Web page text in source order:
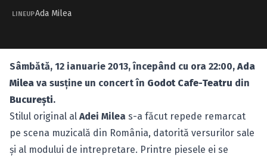
LINEUPAda Milea
Sâmbătă, 12 ianuarie 2013, începând cu ora 22:00,Ada
Milea va susţine un concert în Godot Cafe-Teatru din
Bucureşti.
Stilul original al Adei Milea s-a făcut repede remarcat
pe scena muzicală din România, datorită versurilor sale
şi al modului de intrepretare. Printre piesele ei se